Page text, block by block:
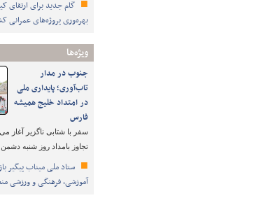
گام جدید برای ارتقای
بهره‌وری پروژه‌های عمرانی
ویژه‌ها
جنوب در مدار
تاب‌آوری؛ پایداری ملی
در امتداد خلیج همیشه
فارس
سفر با شتابی ناگزیر آغاز
تجاوز بامداد روز شنبه
ستاد ملی میناب پیگیر
آموزشی، فرهنگی و ورزشی